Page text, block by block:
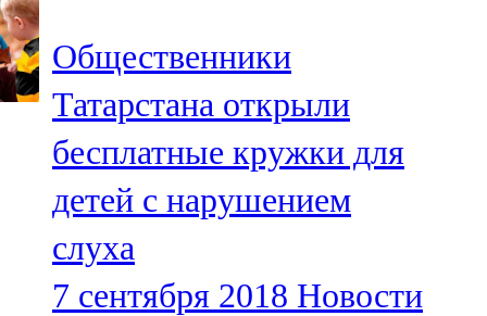
Общественники
Татарстана открыли
бесплатные кружки для
детей с нарушением
слуха
7 сентября 2018 Новости